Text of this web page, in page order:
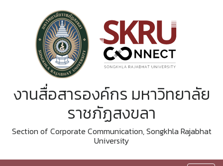
งานสื่อสารองค์กร มหาวิทยาลัย
ราชภัฏสงขลา
Section of Corporate Communication, Songkhla Rajabhat
University